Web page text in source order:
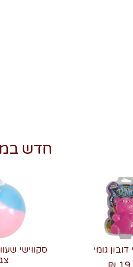
חדש
סקווישי
דובון גומי